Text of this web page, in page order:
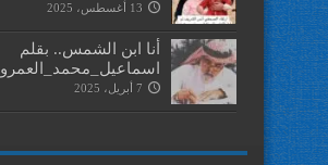
13 أغسطس، 2025
أنا ابن الشمس.. بقلم
اسماعيل_محمد_العمرو
7 أبريل، 2025